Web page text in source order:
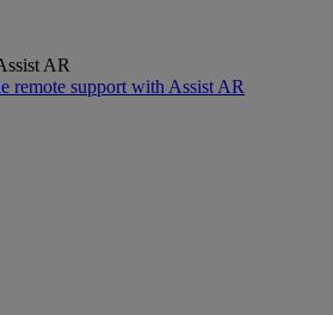
AR
remote support with Assist AR